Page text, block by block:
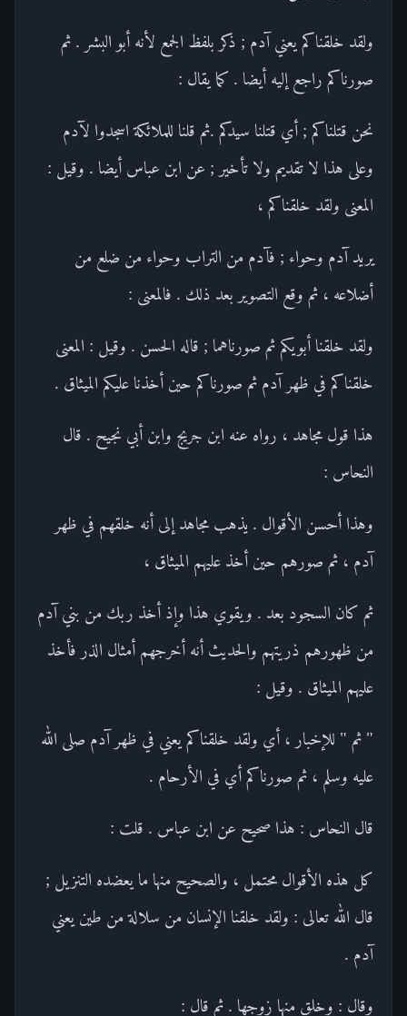
ولقد خلقناكم يعني آدم ; ذكر بلفظ الجمع لأنه أبو البشر . ثم
صورناكم راجع إليه أيضا . كما يقال :
نحن قتلناكم ; أي قتلنا سيدكم .ثم قلنا للملائكة اسجدوا لآدم
وعلى هذا لا تقديم ولا تأخير ; عن ابن عباس أيضا . وقيل :
المعنى ولقد خلقناكم ،
يريد آدم وحواء ; فآدم من التراب وحواء من ضلع من
أضلاعه ، ثم وقع التصوير بعد ذلك . فالمعنى :
ولقد خلقنا أبويكم ثم صورناهما ; قاله الحسن . وقيل : المعنى
خلقناكم في ظهر آدم ثم صورناكم حين أخذنا عليكم الميثاق .
هذا قول مجاهد ، رواه عنه ابن جريج وابن أبي نجيح . قال
النحاس :
وهذا أحسن الأقوال . يذهب مجاهد إلى أنه خلقهم في ظهر
آدم ، ثم صورهم حين أخذ عليهم الميثاق ،
ثم كان السجود بعد . ويقوي هذا وإذ أخذ ربك من بني آدم
من ظهورهم ذريتهم والحديث أنه أخرجهم أمثال الذر فأخذ
عليهم الميثاق . وقيل :
" ثم " للإخبار ، أي ولقد خلقناكم يعني في ظهر آدم صلى الله
عليه وسلم ، ثم صورناكم أي في الأرحام .
قال النحاس : هذا صحيح عن ابن عباس . قلت :
كل هذه الأقوال محتمل ، والصحيح منها ما يعضده التنزيل ;
قال الله تعالى : ولقد خلقنا الإنسان من سلالة من طين يعني
آدم .
وقال : وخلق منها زوجها . ثم قال :